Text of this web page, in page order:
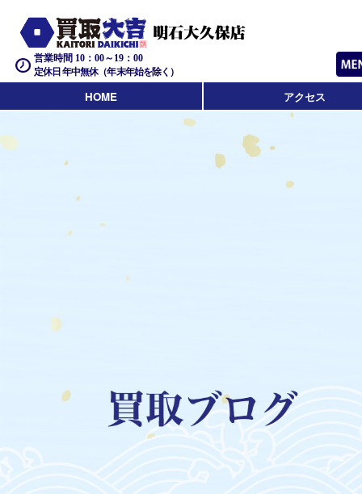
営業時間 10：00～19：00
定休日 年中無休（年末年始を除く）
HOME アクセス